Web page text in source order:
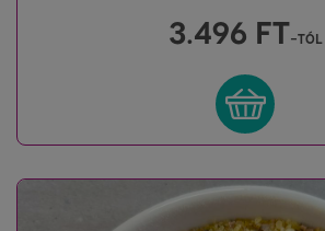
3.496 FT-tól